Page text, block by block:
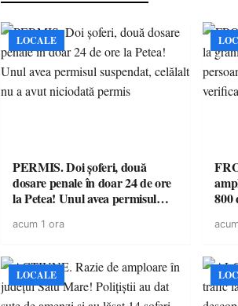
LOCALE
PERMIS. Doi șoferi, două
dosare penale în doar 24 de ore
la Petea! Unul avea permisul
niciodată permis
acum 1 ora
800
LOCALE